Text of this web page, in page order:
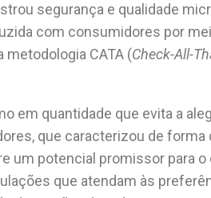
segurança e qualidade
com consumidores por
metodologia CATA (Check-All-
em quantidade que evita a
que caracterizou de forma
um potencial promissor para
que atendam às